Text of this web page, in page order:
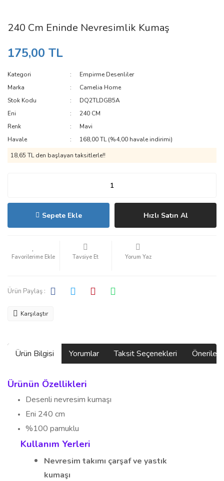
240 Cm Eninde Nevresimlik Kumaş
175,00 TL
Kategori
Empirme Desenliler
Marka
Camelia Home
Stok Kodu
DQ2TLDGB5A
Eni
240 CM
Renk
Mavi
Havale
168,00 TL (%4,00 havale indirimi)
18,65 TL den başlayan taksitlerle!!
Sepete Ekle Hızlı Satın Al
Tavsiye Et Yorum Yaz
Ürün Paylaş :
Karşılaştır
Ürün Bilgisi Yorumlar Taksit Seçenekleri
Ürünün Özellikleri
Desenli nevresim kumaşı
Eni 240 cm
%100 pamuklu
Kullanım Yerleri
Nevresim takımı çarşaf ve yastık
kumaşı